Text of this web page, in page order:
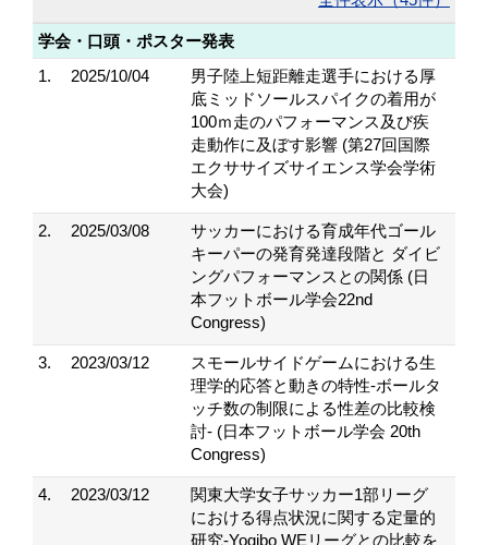
学会・口頭・ポスター発表
1.
2025/10/04
男子陸上短距離走選手における厚
底ミッドソールスパイクの着用が
100ｍ走のパフォーマンス及び疾
走動作に及ぼす影響 (第27回国際
エクササイズサイエンス学会学術
大会)
2. 2025/03/08
サッカーにおける育成年代ゴール
キーパーの発育発達段階と ダイビ
ングパフォーマンスとの関係 (日
本フットボール学会22nd
Congress)
3. 2023/03/12
スモールサイドゲームにおける生
理学的応答と動きの特性-ボールタ
ッチ数の制限による性差の比較検
討- (日本フットボール学会 20th
Congress)
4. 2023/03/12
関東大学女子サッカー1部リーグ
における得点状況に関する定量的
研究-Yogibo WEリーグとの比較を